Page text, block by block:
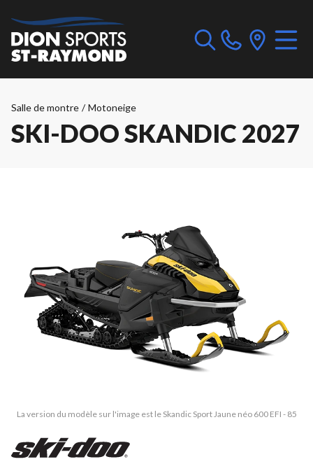
Salle de montre / Motoneige
SKI-DOO SKANDIC 2027
La version du modèle sur l'image est le Skandic Sport Jaune néo 600 EFI - 85